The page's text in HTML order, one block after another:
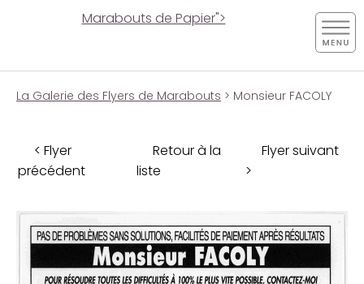
Marabouts de Papier">
La Galerie des Flyers de Marabouts > Monsieur FACOLY
< Flyer
précédent
Retour à la
liste
Flyer suivant
>